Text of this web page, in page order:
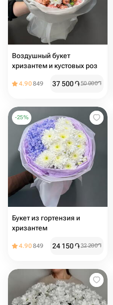
Воздушный букет
хризантем и кустовых роз ️
4.90849 37 500֏50 000֏
-25%
Букет из гортензия и
хризантем
4.90849 24 150֏32 200֏